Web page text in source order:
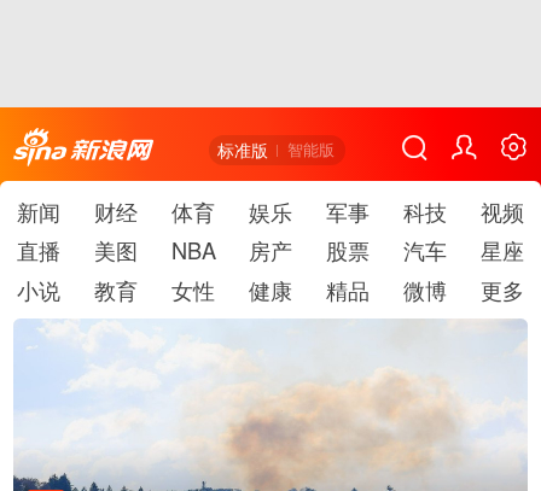
标准版 智能版
新闻 财经 体育 娱乐 军事 科技
视频
直播
美图 NBA 房产 股票 汽车
星座
小说
教育 女性 健康 精品 微博 更多